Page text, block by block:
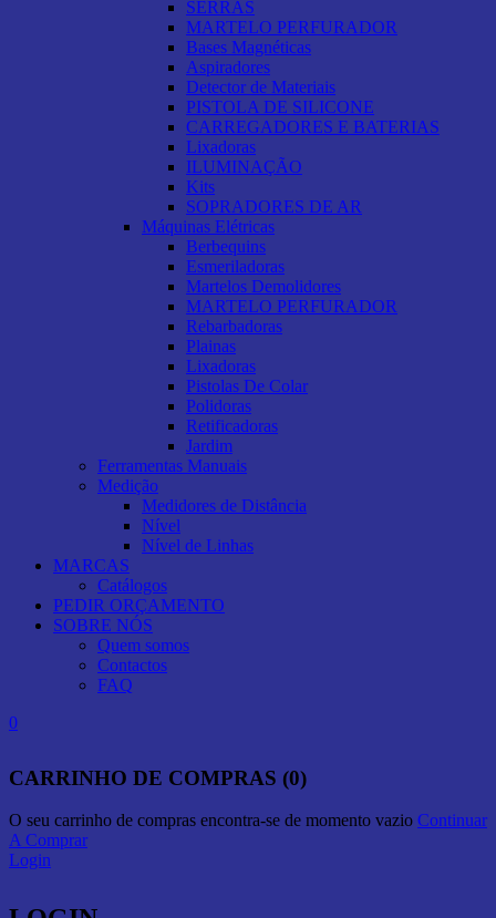
SERRAS
MARTELO PERFURADOR
Bases Magnéticas
Aspiradores
Detector de Materiais
PISTOLA DE SILICONE
CARREGADORES E BATERIAS
Lixadoras
ILUMINAÇÃO
Kits
SOPRADORES DE AR
Máquinas Elétricas
Berbequins
Esmeriladoras
Martelos Demolidores
MARTELO PERFURADOR
Rebarbadoras
Plainas
Lixadoras
Pistolas De Colar
Polidoras
Retificadoras
Jardim
Ferramentas Manuais
Medição
Medidores de Distância
Nível
Nível de Linhas
MARCAS
Catálogos
PEDIR ORÇAMENTO
SOBRE NÓS
Quem somos
Contactos
FAQ
0
CARRINHO DE COMPRAS (0)
O seu carrinho de compras encontra-se de momento vazio Continuar
A Comprar
Login